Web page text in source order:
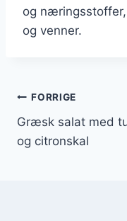
og
og venner.
FORRIGE
Græsk salat med
og citronskal